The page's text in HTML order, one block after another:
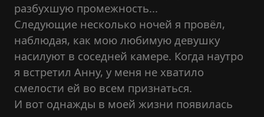
разбухшую промежность...
Следующие несколько ночей я провёл,
наблюдая, как мою любимую девушку
насилуют в соседней камере. Когда наутро
я встретил Анну, у меня не хватило
смелости ей во всем признаться.
И вот однажды в моей жизни появилась